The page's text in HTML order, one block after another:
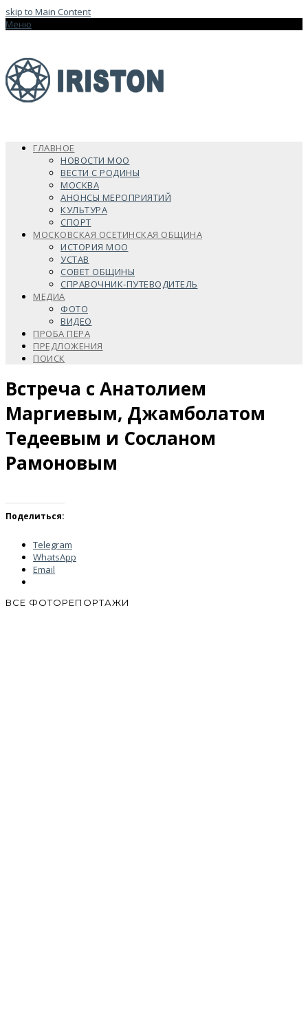
skip to Main Content
Меню
ГЛАВНОЕ
НОВОСТИ МОО
ВЕСТИ С РОДИНЫ
МОСКВА
АНОНСЫ МЕРОПРИЯТИЙ
КУЛЬТУРА
СПОРТ
МОСКОВСКАЯ ОСЕТИНСКАЯ ОБЩИНА
ИСТОРИЯ МОО
УСТАВ
СОВЕТ ОБЩИНЫ
СПРАВОЧНИК-ПУТЕВОДИТЕЛЬ
МЕДИА
ФОТО
ВИДЕО
ПРОБА ПЕРА
ПРЕДЛОЖЕНИЯ
ПОИСК
Встреча с Анатолием
Маргиевым, Джамболатом
Тедеевым и Сосланом
Рамоновым
Поделиться:
Telegram
WhatsApp
Email
ВСЕ ФОТОРЕПОРТАЖИ